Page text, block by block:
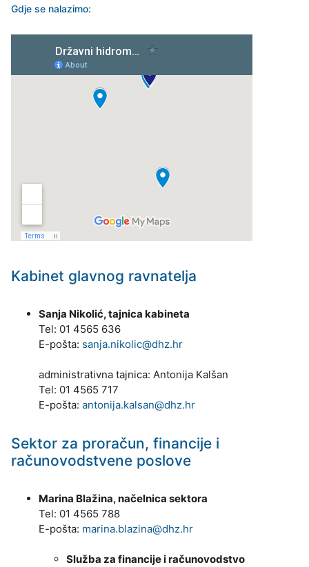
Gdje se nalazimo:
Kabinet glavnog ravnatelja
Sanja Nikolić, tajnica kabineta
Tel: 01 4565 636
E-pošta: sanja.nikolic@dhz.hr
administrativna tajnica: Antonija Kalšan
Tel: 01 4565 717
E-pošta: antonija.kalsan@dhz.hr
Sektor za proračun, financije i
računovodstvene poslove
Marina Blažina, načelnica sektora
Tel: 01 4565 788
E-pošta: marina.blazina@dhz.hr
Služba za financije i računovodstvo